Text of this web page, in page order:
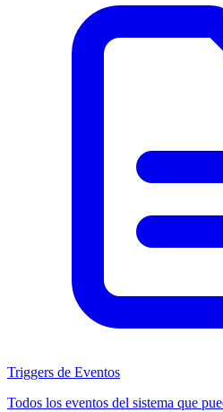
Triggers de Eventos
Todos los eventos del sistema que